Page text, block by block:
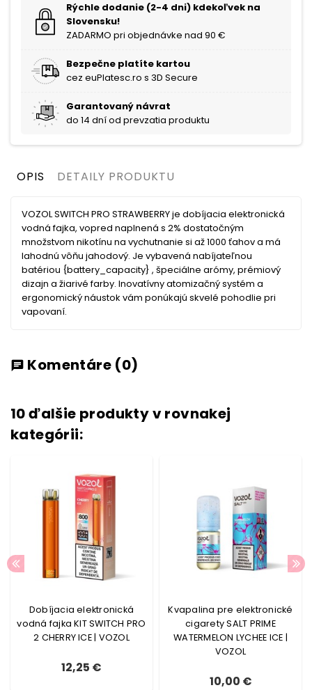
Rýchle dodanie (2-4 dni) kdekoľvek na
Slovensku!
ZADARMO pri objednávke nad 90 €
Bezpečne platíte kartou
cez euPlatesc.ro s 3D Secure
Garantovaný návrat
do 14 dní od prevzatia produktu
OPIS DETAILY PRODUKTU
VOZOL SWITCH PRO STRAWBERRY je dobíjacia elektronická
vodná fajka, vopred naplnená s 2% dostatočným
množstvom nikotínu na vychutnanie si až 1000 ťahov a má
lahodnú vôňu jahodový. Je vybavená nabíjateľnou
batériou {battery_capacity} , špeciálne arómy, prémiový
dizajn a žiarivé farby. Inovatívny atomizačný systém a
ergonomický náustok vám ponúkajú skvelé pohodlie pri
vapovaní.
chat Komentáre (0)
10 ďalšie produkty v rovnakej
kategórii:
Dobíjacia elektronická
vodná fajka KIT SWITCH PRO
2 CHERRY ICE | VOZOL
12,25 €
Kvapalina pre elektronické
cigarety SALT PRIME
WATERMELON LYCHEE ICE |
VOZOL
10,00 €